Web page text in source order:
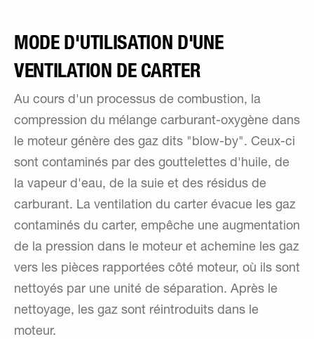
MODE D'UTILISATION D'UNE
VENTILATION DE CARTER
Au cours d'un processus de combustion, la
compression du mélange carburant-oxygène dans
le moteur génère des gaz dits "blow-by". Ceux-ci
sont contaminés par des gouttelettes d'huile, de
la vapeur d'eau, de la suie et des résidus de
carburant. La ventilation du carter évacue les gaz
contaminés du carter, empêche une augmentation
de la pression dans le moteur et achemine les gaz
vers les pièces rapportées côté moteur, où ils sont
nettoyés par une unité de séparation. Après le
nettoyage, les gaz sont réintroduits dans le
moteur.